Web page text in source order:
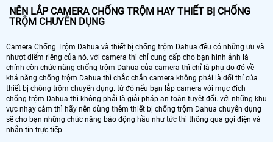
NÊN LẮP CAMERA CHỐNG TRỘM HAY THIẾT BỊ CHỐNG
TRỘM CHUYÊN DỤNG
Camera Chống Trộm Dahua và thiết bị chống trộm Dahua đều có những ưu và
nhượt điểm riêng của nó. với camera thì chỉ cung cấp cho bạn hình ảnh là
chính còn chức năng chống trộm Dahua của camera thì chỉ là phụ do đó về
khả năng chống trộm Dahua thì chắc chắn camera không phải là đối thỉ của
thiết bị chông trộm chuyên dụng. từ đó nếu bạn lắp camera với mục đích
chống trộm Dahua thì không phải là giải pháp an toàn tuyệt đối. với những khu
vực nhạy cảm thì hãy nên dùng thêm thiết bị chống trộm Dahua chuyên dụng
sẽ cho bạn những chức năng báo động hầu như tức thì thông qua gọi điện và
nhắn tin trực tiếp.